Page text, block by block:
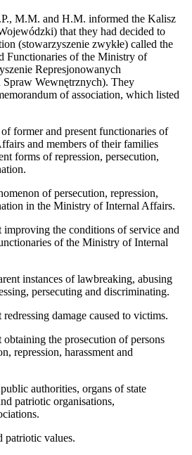
M.M. and H.M. informed the Kalisz
that they had decided to
(stowarzyszenie zwykłe) called the
Functionaries of the Ministry of
Represjonowanych
Wewnętrznych). They
of association, which listed
former and present functionaries of
and members of their families
forms of repression, persecution,
of persecution, repression,
in the Ministry of Internal Affairs.
improving the conditions of service and
of the Ministry of Internal
instances of lawbreaking, abusing
persecuting and discriminating.
damage caused to victims.
the prosecution of persons
repression, harassment and
authorities, organs of state
patriotic organisations,
patriotic values.